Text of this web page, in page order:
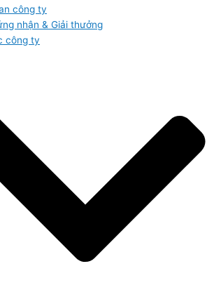
công ty
nhận & Giải thưởng
công ty